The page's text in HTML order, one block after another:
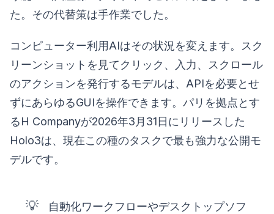
た。その代替策は手作業でした。
コンピューター利用AIはその状況を変えます。スク
リーンショットを見てクリック、入力、スクロール
のアクションを発行するモデルは、APIを必要とせ
ずにあらゆるGUIを操作できます。パリを拠点とす
るH Companyが2026年3月31日にリリースした
Holo3は、現在この種のタスクで最も強力な公開モ
デルです。
💡
自動化ワークフローやデスクトップソフ